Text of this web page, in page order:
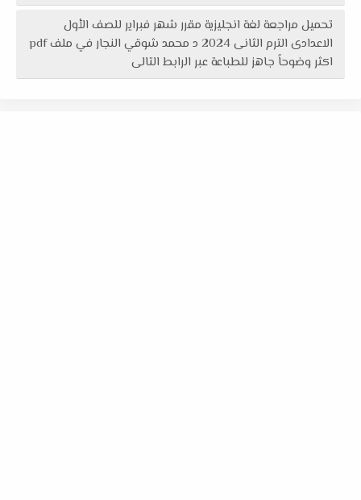
تحميل مراجعة لغة انجليزية مقرر شهر فبراير للصف الأول
الاعدادى الترم الثانى 2024 د محمد شوقي النجار في ملف pdf
اكثر وضوحاً جاهز للطباعة عبر الرابط التالى